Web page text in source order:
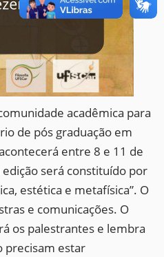
acadêmica para
de pós graduação em
entre 8 e 11 de
será constituído por
estética e metafísica”. O
e comunicações. O
os palestrantes e lembra
precisam estar